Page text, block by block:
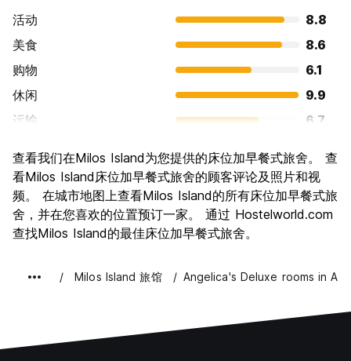
活动
8.8
美食
8.6
购物
6.1
休闲
9.9
运输
6.7
文化
7.8
夜生活
5.2
物有所值
9.3
查看我们在Milos Island为您提供的床位加早餐式旅舍。 查
看Milos Island床位加早餐式旅舍的顾客评论及照片和视
频。 在城市地图上查看Milos Island的所有床位加早餐式旅
舍，并在您喜欢的位置预订一家。 通过 Hostelworld.com
查找Milos Island的最佳床位加早餐式旅舍。
Milos Island 旅馆 Angelica's Deluxe rooms in